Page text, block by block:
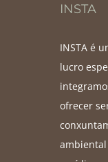
INSTA
INSTA é
lucro
ofrecer